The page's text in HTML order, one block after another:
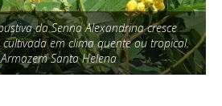
da Senna Alexandrina cresce
em clima quente ou tropical.
Santa Helena